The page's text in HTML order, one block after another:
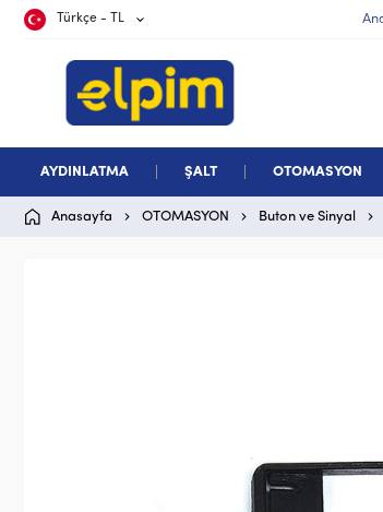
Türkçe - TL
AYDINLATMA ŞALT OTOMASYON
Anasayfa OTOMASYON Buton ve Sinyal